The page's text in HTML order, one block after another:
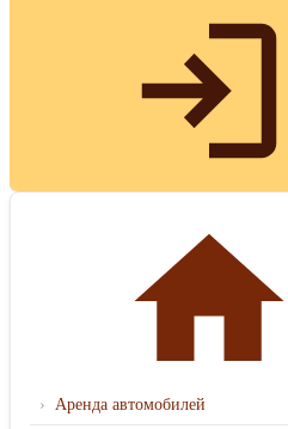
› Аренда автомобилей